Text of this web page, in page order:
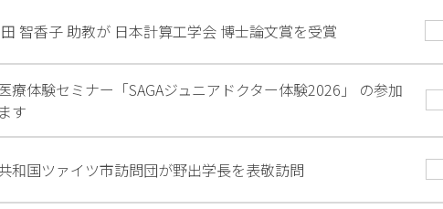
智香子 助教が 日本計算工学会 博士論文賞を受賞
療体験セミナー「SAGAジュニアドクター体験2026」 の参加
す
和国ツァイツ市訪問団が野出学長を表敬訪問